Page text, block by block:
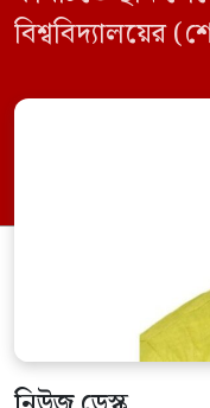
বিশ্ববিদ্যালয়ের
তাকে কেন্দ্রীয়
দায়িত্ব দেওয়া
সিনিয়র যুগ্ম
স্বাক্ষরিত এক
অনুমোদনের
আব্দুল মোনায়েম